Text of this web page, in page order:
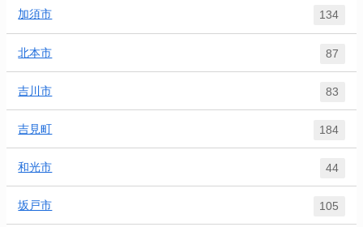
加須市 134
北本市 87
吉川市 83
吉見町 184
和光市 44
坂戸市 105